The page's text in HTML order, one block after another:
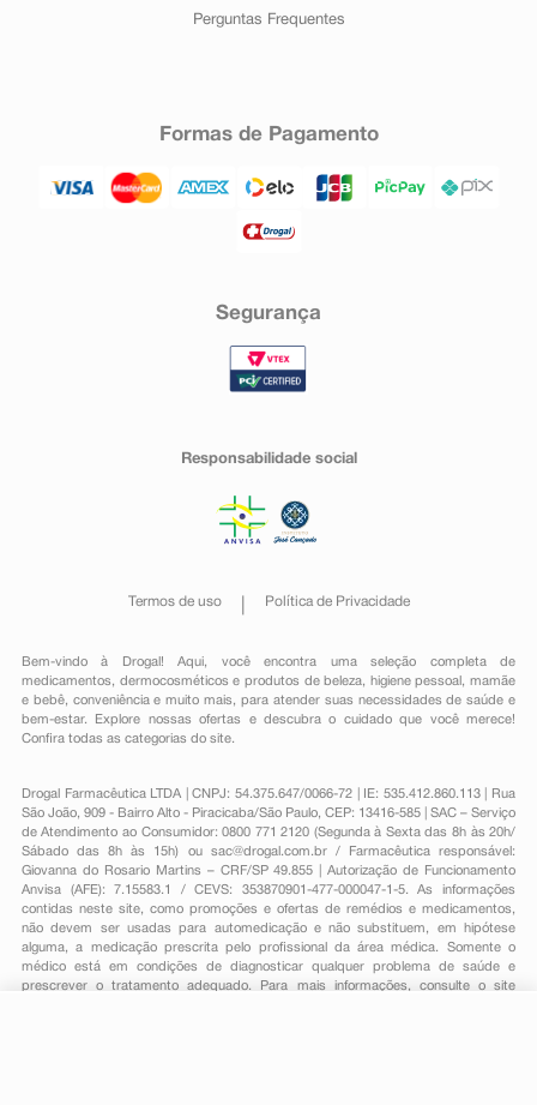
Perguntas Frequentes
Formas de Pagamento
Segurança
Responsabilidade social
Termos de uso Política de Privacidade
Bem-vindo à Drogal! Aqui, você encontra uma seleção completa de
medicamentos , dermocosméticos e produtos de beleza, higiene pessoal ,mamãe
e bebê, conveniênciae muito mais, para atender suas necessidades de saúde e
bem-estar. Explore nossas ofertas e descubra o cuidado que você merece!
Confira todas as categorias do site.
Drogal Farmacêutica LTDA | CNPJ: 54.375.647/0066-72 | IE: 535.412.860.113 | Rua
São João, 909 - Bairro Alto - Piracicaba/São Paulo, CEP: 13416-585 | SAC – Serviço
de Atendimento ao Consumidor: 0800 771 2120 (Segunda à Sexta das 8h às 20h/
Sábado das 8h às 15h) ou sac@drogal.com.br/ Farmacêutica responsável:
Giovanna do Rosario Martins – CRF/SP 49.855 | Autorização de Funcionamento
Anvisa (AFE): 7.15583.1 / CEVS: 353870901-477-000047-1-5. As informações
contidas neste site, como promoções e ofertas de remédios e medicamentos,
não devem ser usadas para automedicação e não substituem, em hipótese
alguma, a medicação prescrita pelo profissional da área médica. Somente o
médico está em condições de diagnosticar qualquer problema de saúde e
prescrever o tratamento adequado. Para mais informações, consulte o site